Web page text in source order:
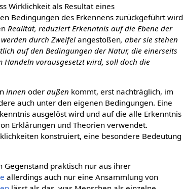
Wirklichkeit als Resultat eines
Bedingungen des Erkennens zurückgeführt wird
Realität, reduziert Erkenntnis auf die Ebene der
durch Zweifelangestoßen, aber sie stehen
auf den Bedingungen der Natur, die einerseits
vorausgesetzt wird, soll doch die
innen oderaußen kommt, erst nachträglich, im
auch unter den eigenen Bedingungen. Eine
ausgelöst wird und auf die alle Erkenntnis
Erklärungen und Theorien verwendet.
konstruiert, eine besondere Bedeutung
Gegenstand praktisch nur aus ihrer
allerdings auch nur eine Ansammlung von